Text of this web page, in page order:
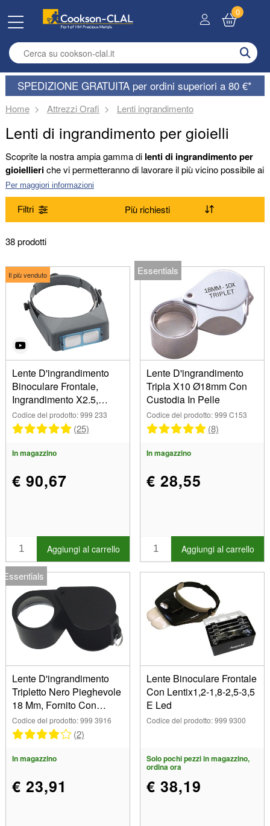
Enter search term
0
SPEDIZIONE GRATUITA per ordini superiori a 80 €*
Home Attrezzi Orafi Lenti ingrandimento
Lenti di ingrandimento per gioielli
Scoprite la nostra ampia gamma dilenti di ingrandimento per
gioiellieriche vi permetteranno di lavorare il più vicino possibile ai
vostri prodotti. Dalle lenti d'ingrandimento binoculari alle lenti
d'ingrandimento pieghevoli e alle lenti d'ingrandimento oculari, ce
n'è sicuramente una che fa al caso vostro.
Per maggiori informazioni
Filtri
Gamma
(Rimuovi) Lenti ingrandimento
Dimensioni
18,00 mm (2)
Modulo
A mano (3)
Occhio (4)
Bifocale (1)
Pieghevole (1)
Accessori (5)
Binoculare (9)
Telecamera (1)
Lampade d'ingrandimento (1)
Occhiali (2)
Marchio
Bergeon (1)
Optika (20)
Serie
Articoli in vendita
Nuovi prodotti
I più venduti
38 prodotti
Il più venduto
Lente D'ingrandimento
Binoculare Frontale,
Ingrandimento X2.5,
Visore Da-5
Codice del prodotto: 999 233
(25)
In magazzino
€ 90,67
Aggiungi al carrello
Essentials
Lente D'ingrandimento
Tripla X10 Ø18mm Con
Custodia In Pelle
Codice del prodotto: 999 C153
(8)
In magazzino
€ 28,55
Aggiungi al carrello
Essentials
Lente D'ingrandimento
Tripletto Nero Pieghevole
18 Mm, Fornito Con
Astuccio, Ingrandimento
X10
Codice del prodotto: 999 3916
(2)
In magazzino
€ 23,91
Lente Binoculare Frontale
Con Lentix1,2-1,8-2,5-3,5
E Led
Codice del prodotto: 999 9300
Solo pochi pezzi in magazzino,
ordina ora
€ 38,19